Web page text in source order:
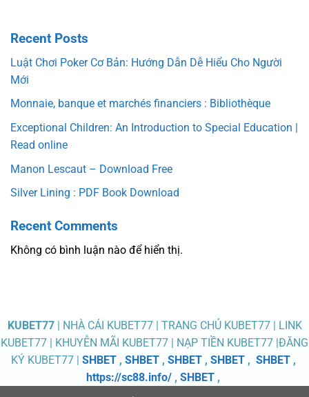
Recent Posts
Luật Chơi Poker Cơ Bản: Hướng Dẫn Dễ Hiểu Cho Người
Mới
Monnaie, banque et marchés financiers : Bibliothèque
Exceptional Children: An Introduction to Special Education |
Read online
Manon Lescaut – Download Free
Silver Lining : PDF Book Download
Recent Comments
Không có bình luận nào để hiển thị.
KUBET77| NHÀ CÁI KUBET77 | TRANG CHỦ KUBET77 | LINK
KUBET77 | KHUYỄN MÃI KUBET77 | NẠP TIỀN KUBET77 |ĐĂNG
KÝ KUBET77 | SHBET, SHBET, SHBET, SHBET, SHBET,
https://sc88.info/ , SHBET ,